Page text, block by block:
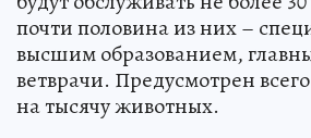
почти половина из них –
высшим образованием,
ветврачи. Предусмотрен
на тысячу животных.